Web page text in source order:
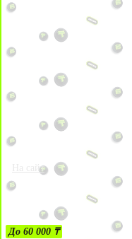
На сайт
До 60 000 ₸